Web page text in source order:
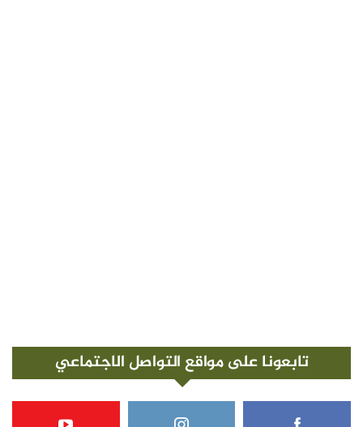
تابعونا على مواقع التواصل الاجتماعي